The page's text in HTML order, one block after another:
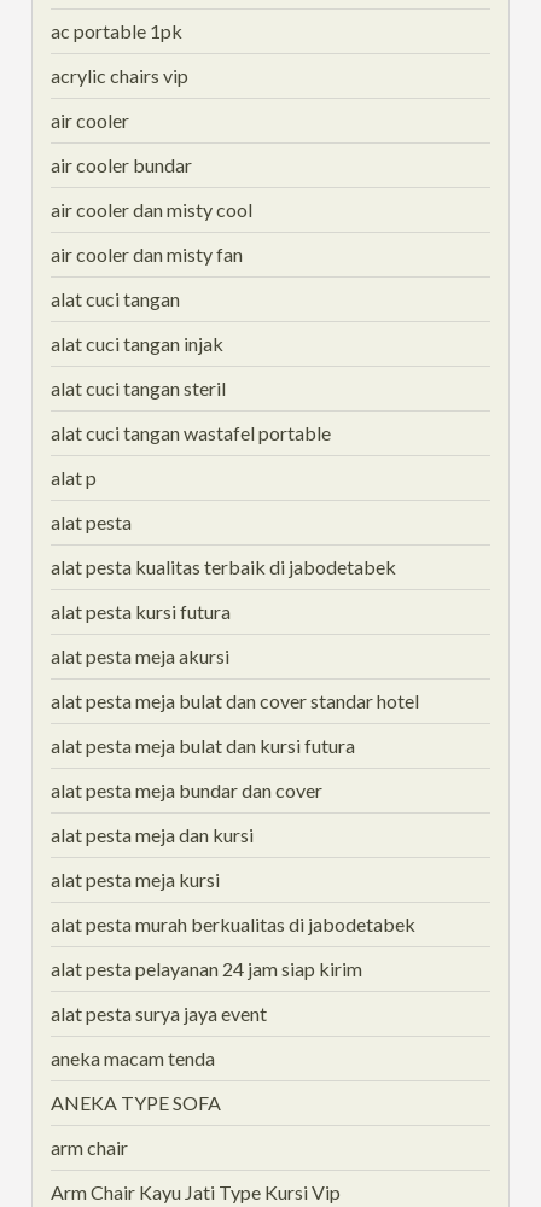
ac portable 1pk
acrylic chairs vip
air cooler
air cooler bundar
air cooler dan misty cool
air cooler dan misty fan
alat cuci tangan
alat cuci tangan injak
alat cuci tangan steril
alat cuci tangan wastafel portable
alat p
alat pesta
alat pesta kualitas terbaik di jabodetabek
alat pesta kursi futura
alat pesta meja akursi
alat pesta meja bulat dan cover standar hotel
alat pesta meja bulat dan kursi futura
alat pesta meja bundar dan cover
alat pesta meja dan kursi
alat pesta meja kursi
alat pesta murah berkualitas di jabodetabek
alat pesta pelayanan 24 jam siap kirim
alat pesta surya jaya event
aneka macam tenda
ANEKA TYPE SOFA
arm chair
Arm Chair Kayu Jati Type Kursi Vip